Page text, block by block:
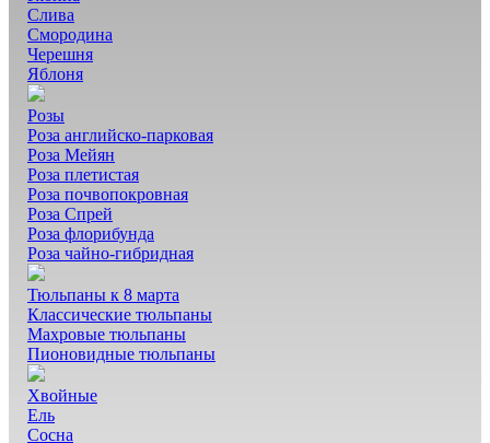
Слива
Смородина
Черешня
Яблоня
Розы
Роза английско-парковая
Роза Мейян
Роза плетистая
Роза почвопокровная
Роза Спрей
Роза флорибунда
Роза чайно-гибридная
Тюльпаны к 8 марта
Классические тюльпаны
Махровые тюльпаны
Пионовидные тюльпаны
Хвойные
Ель
Сосна